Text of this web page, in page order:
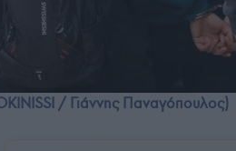
/ Γιάννης Παναγόπουλος)